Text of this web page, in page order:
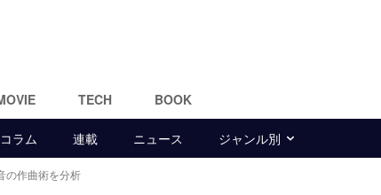
TECH BOOK
コラム 連載 ニュース ジャンル別
の作曲術を分析